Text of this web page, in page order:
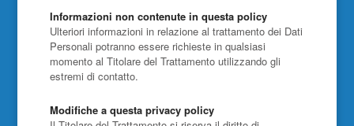
Informazioni non contenute in questa policy
Ulteriori informazioni in relazione al trattamento dei Dati
Personali potranno essere richieste in qualsiasi
momento al Titolare del Trattamento utilizzando gli
estremi di contatto.
Modifiche a questa privacy policy